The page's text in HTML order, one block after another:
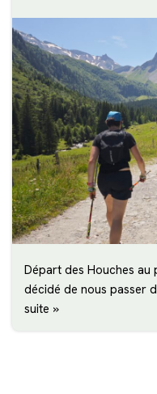
Départ des Houches au
décidé de nous passer
suite »